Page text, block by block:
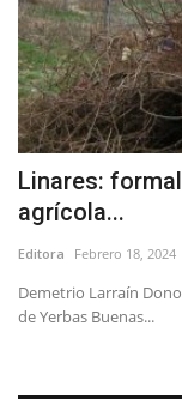
Tribunales
Deporte
Política
Espectáculos
Linares:
agrícola...
Editora Febrero 18, 2024
Demetrio Larraín
de Yerbas Buenas...